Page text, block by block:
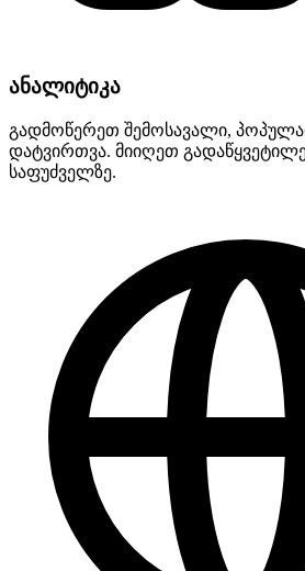
ანალიტიკა
გადმოწერეთ შემოსავალი,
დატვირთვა. მიიღეთ
საფუძველზე.